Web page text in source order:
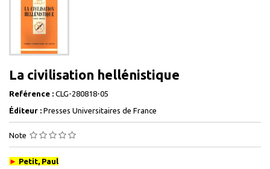
La civilisation hellénistique
Reférence : CLG-280818-05
Éditeur : Presses Universitaires de France
Note
► Petit, Paul